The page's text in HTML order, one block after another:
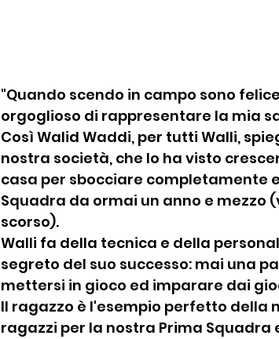
"Quando scendo in campo sono
orgoglioso di rappresentare la mia
Così Walid Waddi, per tutti Walli,
nostra società, che lo ha visto
casa per sbocciare completamente
Squadra da ormai un anno e mezzo
scorso).
Walli fa della tecnica e della
segreto del suo successo: mai una
mettersi in gioco ed imparare dai
Il ragazzo è l'esempio perfetto della
ragazzi per la nostra Prima